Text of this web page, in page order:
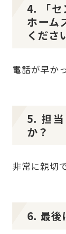
4. 「セ
ホーム
くださ
電話が早か
5. 担
か？
非常に親切
6. 最後